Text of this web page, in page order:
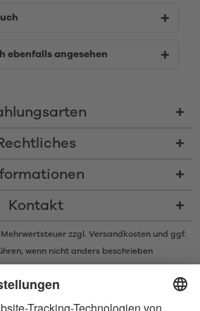
ebenfalls angesehen
Kontakt
zzgl. Versandkostenund ggf.
wenn nicht anders beschrieben
SIG, Inc. Die Nutzung dieser Marken durch